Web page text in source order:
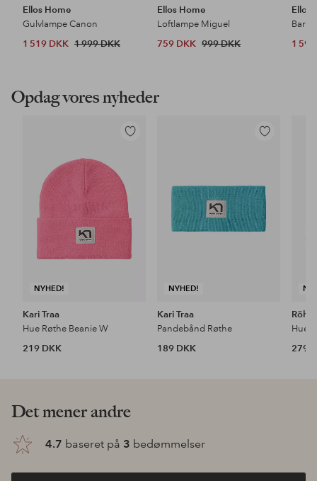
Ellos Home
Gulvlampe Canon
1 519 DKK 1 999 DKK
Ellos Home
Loftlampe Miguel
759 DKK 999 DKK
Ellos
1
Opdag vores nyheder
NYHED!
Tilføj
Kari Traa
Hue Røthe Beanie W
219 DKK
NYHED!
Tilføj
Kari Traa
Pandebånd Røthe
189 DKK
Hue
279
Det mener andre
4.7 baseret på 3 bedømmelser